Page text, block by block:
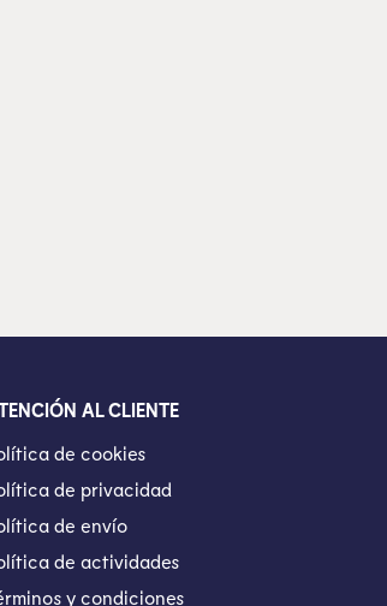
AL CLIENTE
de cookies
de privacidad
de envío
de actividades
y condiciones